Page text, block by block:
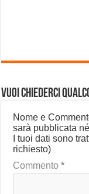
Vuoi chiederci
Nome e
sarà pubblicata
I tuoi dati sono
richiesto)
Commento*